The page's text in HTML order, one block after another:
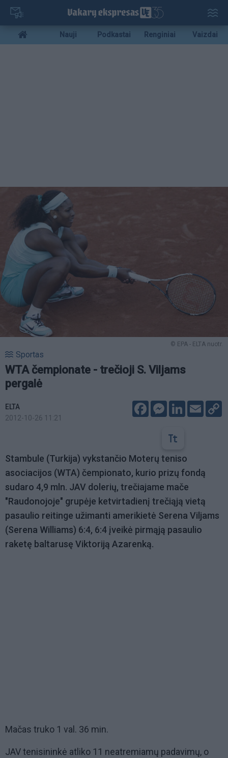
Pereiti
pagrindinį
turinį
Mobile
menu
Nauji Podkastai Renginiai Vaizdai
© EPA - ELTA nuotr.
Sportas
WTA čempionate - trečioji S. Viljams
pergalė
ELTA
2012-10-26 11:21
FacebookMessenger
LinkedIn
Email
Stambule (Turkija) vykstančio Moterų teniso
asociacijos (WTA) čempionato, kurio prizų fondą
sudaro 4,9 mln. JAV dolerių, trečiajame mače
"Raudonojoje" grupėje ketvirtadienį trečiąją vietą
pasaulio reitinge užimanti amerikietė Serena Viljams
(Serena Williams) 6:4, 6:4 įveikė pirmąją pasaulio
raketę baltarusę Viktoriją Azarenką.
Mačas truko 1 val. 36 min.
JAV tenisininkė atliko 11 neatremiamų padavimų, o